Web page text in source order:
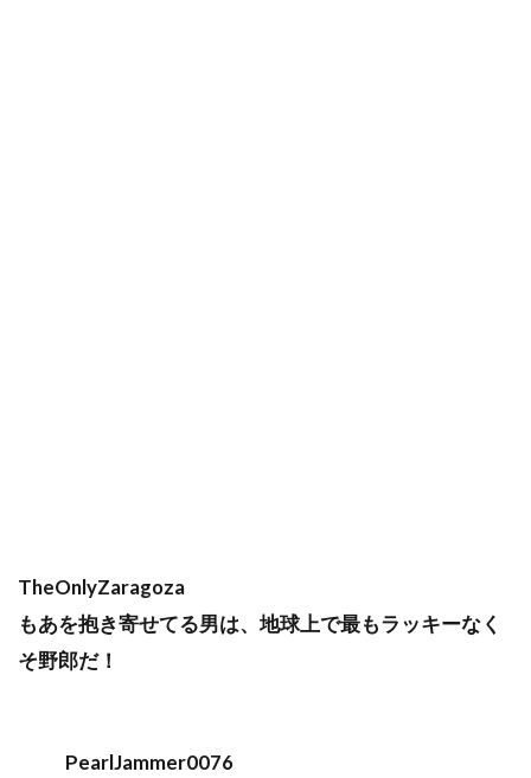
TheOnlyZaragoza
もあを抱き寄せてる男は、地球上で最もラッキーなく
そ野郎だ！
PearlJammer0076